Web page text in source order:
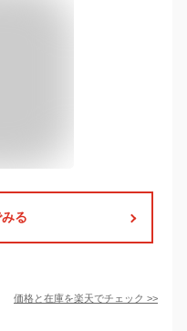
る
価格と在庫を楽天でチェック >>